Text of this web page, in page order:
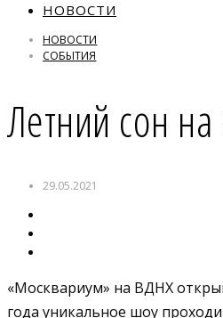
НОВОСТИ
НОВОСТИ
СОБЫТИЯ
Летний сон
29.05.2021
«Москвариум» на ВДНХ
года уникальное шоу